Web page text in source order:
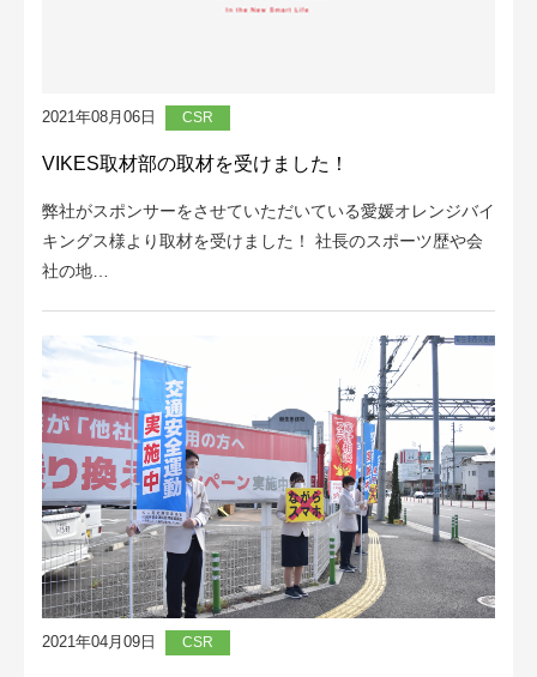
2021年08月06日 CSR
VIKES取材部の取材を受けました！
弊社がスポンサーをさせていただいている愛媛オレンジバイ
キングス様より取材を受けました！ 社長のスポーツ歴や会
社の地…
2021年04月09日 CSR